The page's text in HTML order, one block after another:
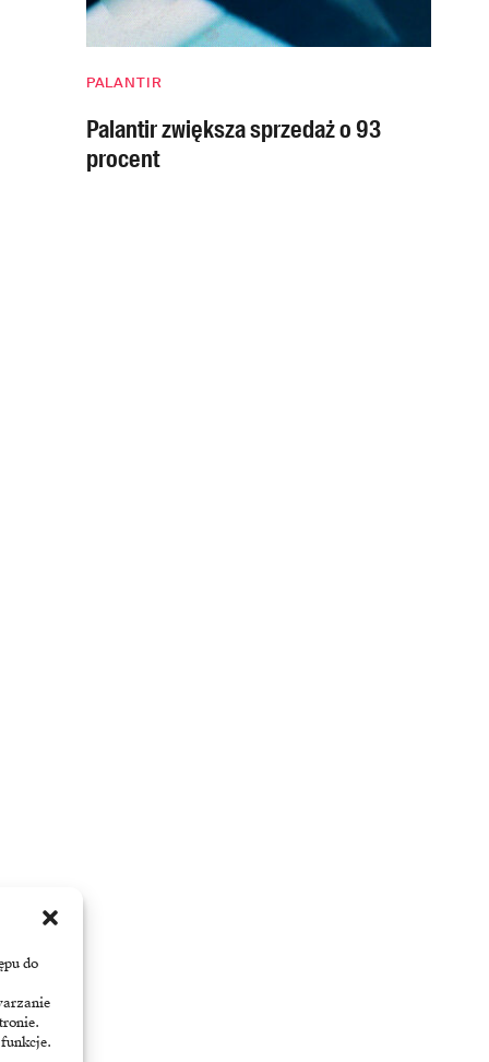
do
PALANTIR
Palantir zwiększa sprzedaż o 93
procent